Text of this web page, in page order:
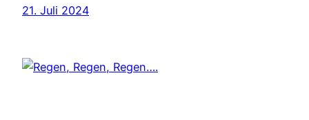
21. Juli 2024